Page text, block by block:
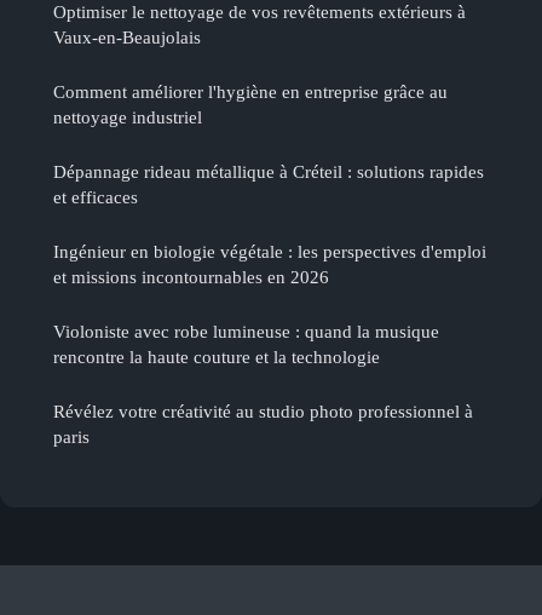
Optimiser le nettoyage de vos revêtements extérieurs à
Vaux-en-Beaujolais
Comment améliorer l'hygiène en entreprise grâce au
nettoyage industriel
Dépannage rideau métallique à Créteil : solutions rapides
et efficaces
Ingénieur en biologie végétale : les perspectives d'emploi
et missions incontournables en 2026
Violoniste avec robe lumineuse : quand la musique
rencontre la haute couture et la technologie
Révélez votre créativité au studio photo professionnel à
paris